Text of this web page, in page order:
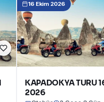
16 Ekim 2026
KAPADOKYA TURU
2026